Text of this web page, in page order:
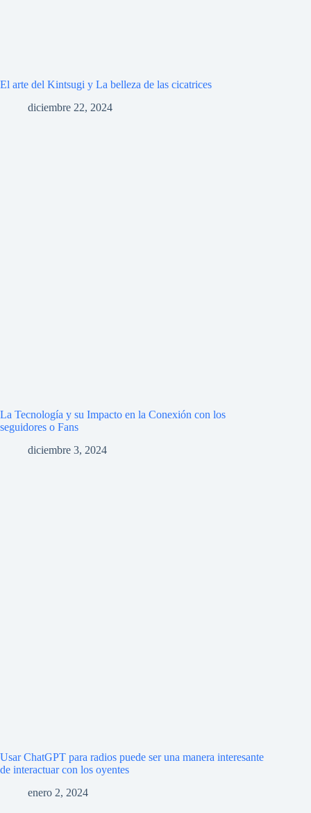
El arte del Kintsugi y La belleza de las cicatrices
diciembre 22, 2024
La Tecnología y su Impacto en la Conexión con los
seguidores o Fans
diciembre 3, 2024
Usar ChatGPT para radios puede ser una manera interesante
de interactuar con los oyentes
enero 2, 2024